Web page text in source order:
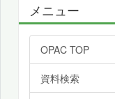
メニュー
OPAC TOP
資料検索